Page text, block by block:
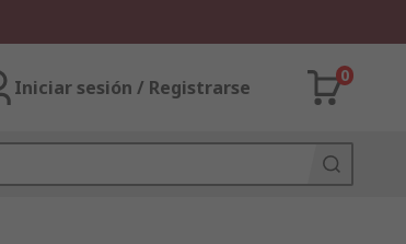
Iniciar sesión / Registrarse
0